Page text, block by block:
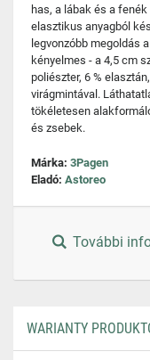
has, a lábak és a
elasztikus anyagból
legvonzóbb megoldás
kényelmes - a 4,5 cm
poliészter, 6 %
virágmintával.
tökéletesen
és zsebek.
Márka: 3Pagen
Eladó: Astoreo
További
WARIANTY